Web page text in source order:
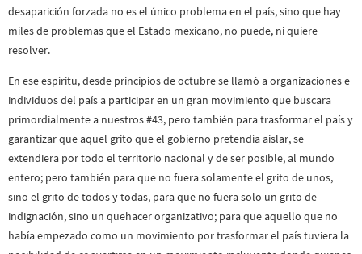
desaparición forzada no es el único problema en el país, sino que hay
miles de problemas que el Estado mexicano, no puede, ni quiere
resolver.
En ese espíritu, desde principios de octubre se llamó a organizaciones e
individuos del país a participar en un gran movimiento que buscara
primordialmente a nuestros #43, pero también para trasformar el país y
garantizar que aquel grito que el gobierno pretendía aislar, se
extendiera por todo el territorio nacional y de ser posible, al mundo
entero; pero también para que no fuera solamente el grito de unos,
sino el grito de todos y todas, para que no fuera solo un grito de
indignación, sino un quehacer organizativo; para que aquello que no
había empezado como un movimiento por trasformar el país tuviera la